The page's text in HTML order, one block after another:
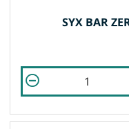
SYX BAR